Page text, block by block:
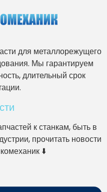
для металлорежущего
Мы гарантируем
длительный срок
к станкам, быть в
прочитать новости
⬇️